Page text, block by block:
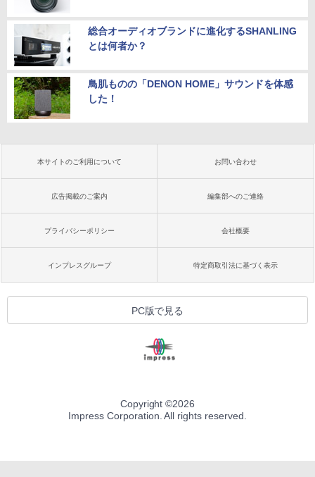
総合オーディオブランドに進化するSHANLING
とは何者か？
鳥肌ものの「DENON HOME」サウンドを体感
した！
本サイトのご利用について お問い合わせ
広告掲載のご案内 編集部へのご連絡
プライバシーポリシー 会社概要
インプレスグループ 特定商取引法に基づく表示
PC版で見る
Copyright ©2026
Impress Corporation. All rights reserved.